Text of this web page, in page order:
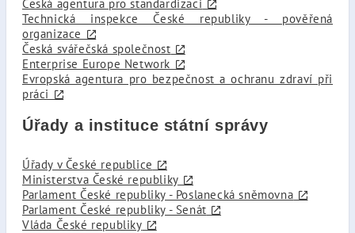
Česká agentura pro standardizaci
Technická inspekce České republiky - pověřená
organizace
Česká svářečská společnost
Enterprise Europe Network
Evropská agentura pro bezpečnost a ochranu zdraví při
práci
Úřady a instituce státní správy
Úřady v České republice
Ministerstva České republiky
Parlament České republiky - Poslanecká sněmovna
Parlament České republiky - Senát
Vláda České republiky